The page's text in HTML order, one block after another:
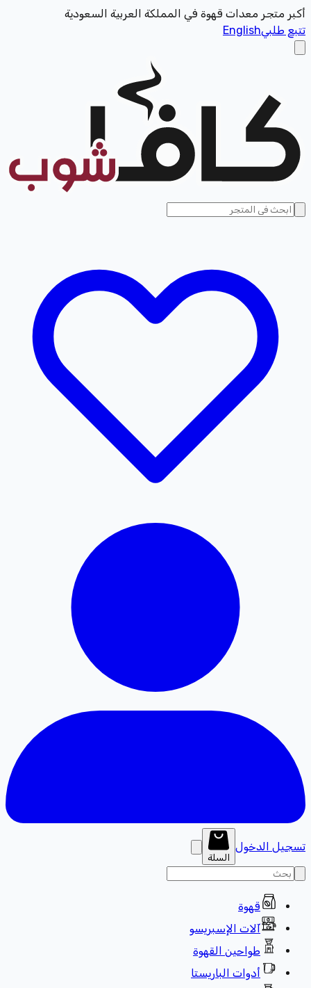
أكبر متجر معدات قهوة في المملكة العربية السعودية
تتبع طلبيEnglish
تسجيل الدخول
السلة
قهوة
آلات الإسبريسو
طواحين القهوة
أدوات الباريستا